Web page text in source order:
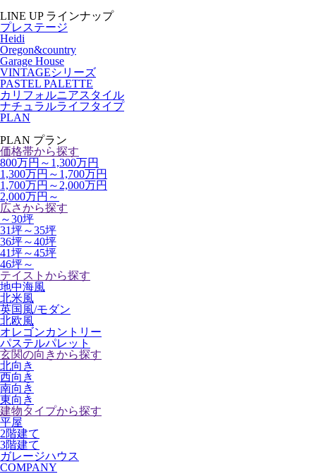
LINE UP ラインナップ
プレステージ
Heidi
Oregon&country
Garage House
VINTAGEシリーズ
PASTEL PALETTE
カリフォルニアスタイル
ナチュラルライフタイプ
PLAN
PLAN プラン
価格帯から探す
800万円～1,300万円
1,300万円～1,700万円
1,700万円～2,000万円
2,000万円～
広さから探す
～30坪
31坪～35坪
36坪～40坪
41坪～45坪
46坪～
テイストから探す
地中海風
北米風
英国風/モダン
北欧風
オレゴンカントリー
パステルパレット
玄関の向きから探す
北向き
西向き
南向き
東向き
建物タイプから探す
平屋
2階建て
3階建て
ガレージハウス
COMPANY